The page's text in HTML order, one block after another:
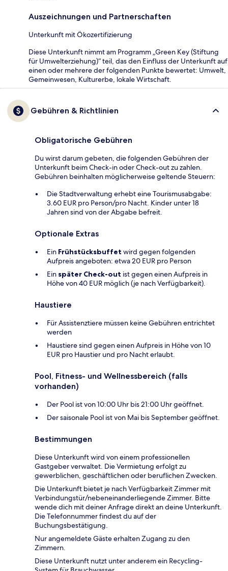
Auszeichnungen und Partnerschaften
Unterkunft mit Ökozertifizierung
Diese Unterkunft nimmt am Programm „Green Key (Stiftung
für Umwelterziehung)“ teil, das den Einfluss der Unterkunft auf
einen oder mehrere der folgenden Punkte bewertet: Umwelt,
Gemeinwesen, Kulturerbe, lokale Wirtschaft.
Gebühren & Richtlinien
Obligatorische Gebühren
Du wirst darum gebeten, die folgenden Gebühren der
Unterkunft beim Check-in oder Check-out zu zahlen.
Gebühren beinhalten möglicherweise geltende Steuern:
Die Stadtverwaltung erhebt eine Tourismusabgabe:
3.60 EUR pro Person/pro Nacht. Kinder unter 18
Jahren sind von der Abgabe befreit.
Optionale Extras
Ein Frühstücksbuffet wird gegen folgenden
Aufpreis angeboten: etwa 20 EUR pro Person
Ein später Check-out ist gegen einen Aufpreis in
Höhe von 40 EUR möglich (je nach Verfügbarkeit).
Haustiere
Für Assistenztiere müssen keine Gebühren entrichtet
werden
Haustiere sind gegen einen Aufpreis in Höhe von 10
EUR pro Haustier und pro Nacht erlaubt.
Pool, Fitness- und Wellnessbereich (falls
vorhanden)
Der Pool ist von 10:00 Uhr bis 21:00 Uhr geöffnet.
Der saisonale Pool ist von Mai bis September geöffnet.
Bestimmungen
Diese Unterkunft wird von einem professionellen
Gastgeber verwaltet. Die Vermietung erfolgt zu
gewerblichen, geschäftlichen oder beruflichen Zwecken.
Die Unterkunft bietet je nach Verfügbarkeit Zimmer mit
Verbindungstür/nebeneinanderliegende Zimmer. Bitte
wende dich mit deiner Anfrage direkt an deine Unterkunft.
Die Telefonnummer findest du auf der
Buchungsbestätigung.
Nur angemeldete Gäste erhalten Zugang zu den
Zimmern.
Diese Unterkunft nutzt unter anderem ein Recycling-